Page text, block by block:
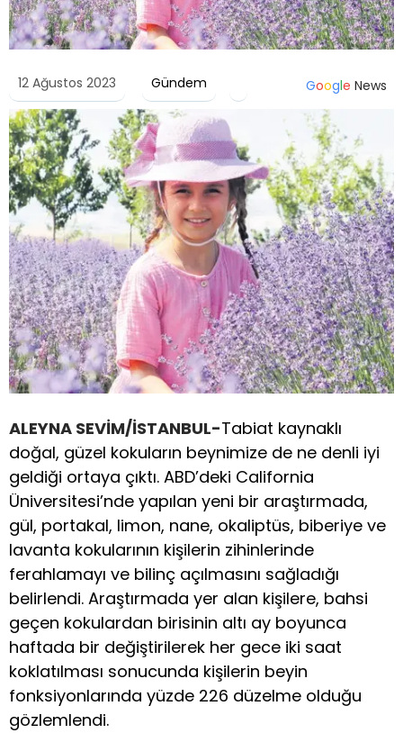
12 Ağustos 2023 Gündem Google News
ALEYNA SEVİM/İSTANBUL-Tabiat kaynaklı
doğal, güzel kokuların beynimize de ne denli iyi
geldiği ortaya çıktı. ABD’deki California
Üniversitesi’nde yapılan yeni bir araştırmada,
gül, portakal, limon, nane, okaliptüs, biberiye ve
lavanta kokularının kişilerin zihinlerinde
ferahlamayı ve bilinç açılmasını sağladığı
belirlendi. Araştırmada yer alan kişilere, bahsi
geçen kokulardan birisinin altı ay boyunca
haftada bir değiştirilerek her gece iki saat
koklatılması sonucunda kişilerin beyin
fonksiyonlarında yüzde 226 düzelme olduğu
gözlemlendi.